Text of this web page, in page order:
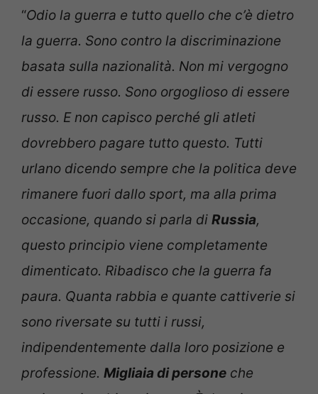
“Odio la guerra e tutto quello che c’è dietro
la guerra. Sono contro la discriminazione
basata sulla nazionalità. Non mi vergogno
di essere russo. Sono orgoglioso di essere
russo. E non capisco perché gli atleti
dovrebbero pagare tutto questo. Tutti
urlano dicendo sempre che la politica deve
rimanere fuori dallo sport, ma alla prima
occasione, quando si parla di Russia,
questo principio viene completamente
dimenticato. Ribadisco che la guerra fa
paura. Quanta rabbia e quante cattiverie si
sono riversate su tutti i russi,
indipendentemente dalla loro posizione e
professione. Migliaia di persone che